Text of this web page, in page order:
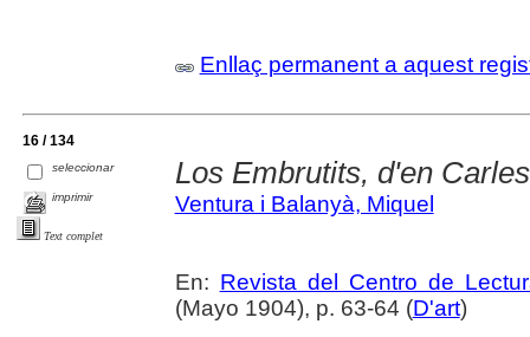
Enllaç permanent a aquest
16 / 134
seleccionar
imprimir
Text complet
Los Embrutits, d'en
Ventura i Balanyà, Miquel
En: Revista del Centro de
(Mayo 1904), p. 63-64 (D'art)